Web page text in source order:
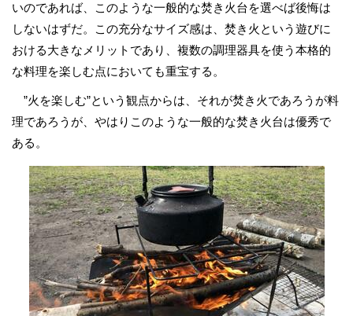
いのであれば、このような一般的な焚き火台を選べば後悔は
しないはずだ。この充分なサイズ感は、焚き火という遊びに
おける大きなメリットであり、複数の調理器具を使う本格的
な料理を楽しむ点においても重宝する。
”火を楽しむ”という観点からは、それが焚き火であろうが料
理であろうが、やはりこのような一般的な焚き火台は優秀で
ある。